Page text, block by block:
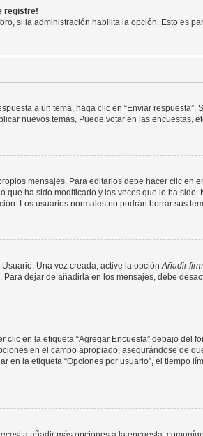
registre!
si la administración habilita la opción. Esto es
a un tema, haga clic en “Enviar
nuevos temas, Puede votar en las encuestas,
mensajes. Para editarlos debe hacer clic en
ha sido modificado y las veces que lo ha
Los usuarios normales no podrán borrar sus
Una vez creada, active la opciónAñadir
dejar de añadirla en los mensajes, debe
en la etiqueta “Agregar Encuesta” debajo del
en el campo apropiado, asegurándose de
la etiqueta “Opciones por usuario”, el tiempo